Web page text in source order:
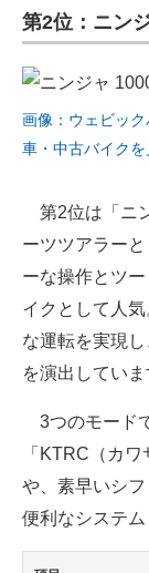
第2位：ニン
画像：ウェビッ
車・中古バイクを
第2位は「ニ
ーツツアラー
ーな操作とツ
イクとして人
な運転を実現
を演出していま
3つのモード
「KTRC（カ
や、素早いシ
便利なシステム